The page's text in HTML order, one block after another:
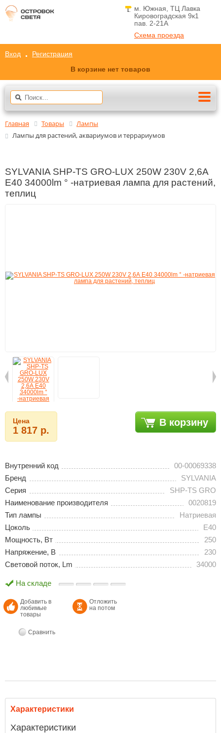
м. Южная, ТЦ Лавка
Кировоградская 9к1
пав. 2-21A
Схема проезда
Вход
Регистрация
В корзине нет товаров
Главная Товары
Лампы
Лампы для растений, аквариумов и террариумов
SYLVANIA SHP-TS GRO-LUX 250W 230V 2,6А
E40 34000lm ° -натриевая лампа для растений,
теплиц
Цена
1 817 р.
В корзину
Внутренний код
00-00069338
Бренд
SYLVANIA
Серия
SHP-TS GRO
Наименование производителя
0020819
Тип лампы
Натриевая
Цоколь
E40
Мощность, Вт
250
Напряжение, В
230
Световой поток, Lm
34000
На складе
Добавить в
любимые
товары
Отложить
на потом
Сравнить
Характеристики
Характеристики